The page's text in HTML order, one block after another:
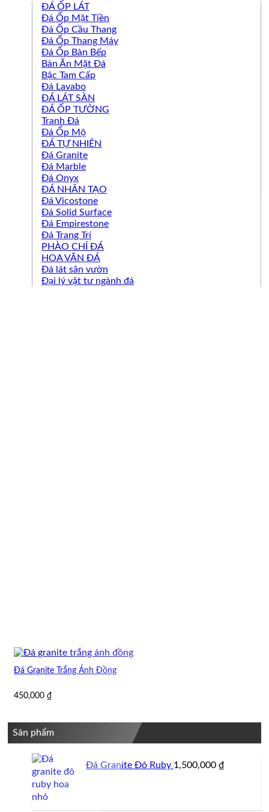
ĐÁ ỐP LÁT
Đá Ốp Mặt Tiền
Đá Ốp Cầu Thang
Đá Ốp Thang Máy
Đá Ốp Bàn Bếp
Bàn Ăn Mặt Đá
Bậc Tam Cấp
Đá Lavabo
ĐÁ LÁT SÀN
ĐÁ ỐP TƯỜNG
Tranh Đá
Đá Ốp Mộ
ĐÁ TỰ NHIÊN
Đá Granite
Đá Marble
Đá Onyx
ĐÁ NHÂN TẠO
Đá Vicostone
Đá Solid Surface
Đá Empirestone
Đá Trang Trí
PHÀO CHỈ ĐÁ
HOA VĂN ĐÁ
Đá lát sân vườn
Đại lý vật tư ngành đá
Đá Granite Trắng Ánh Đồng
450,000 ₫
Sản phẩm
Đá Granite Đỏ Ruby 1,500,000 ₫